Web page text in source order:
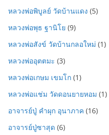
หลวงพ่อพิบูลย์ วัดบ้านแดง (5)
หลวงพ่อพุธ ฐานิโย (9)
หลวงพ่อสังข์ วัดบ้านกลอใหม่ (1)
หลวงพ่ออุตตมะ (3)
หลวงพ่อเกษม เขมโก (1)
หลวงพ่อแช่ม วัดดอนยายหอม (1)
อาจารย์ปู่ คำผุก อุนาภาค (16)
อาจารย์ปู่ซาสุด (6)